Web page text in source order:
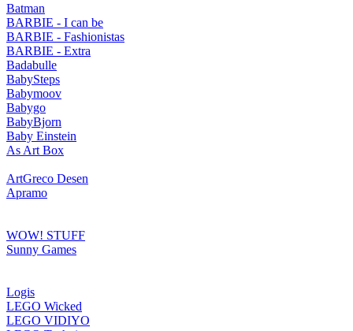
Batman
BARBIE - I can be
BARBIE - Fashionistas
BARBIE - Extra
Badabulle
BabySteps
Babymoov
Babygo
BabyBjorn
Baby Einstein
As Art Box
ArtGreco Desen
Apramo
WOW! STUFF
Sunny Games
Logis
LEGO Wicked
LEGO VIDIYO